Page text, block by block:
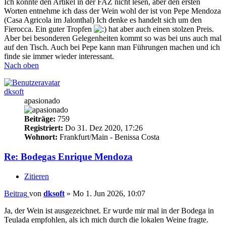
Ich konnte den Artikel in der FAZ nicht lesen, aber den ersten
Worten entnehme ich dass der Wein wohl der ist von Pepe Mendoza
(Casa Agricola im Jalonthal) Ich denke es handelt sich um den
Fierocca. Ein guter Tropfen
hat aber auch einen stolzen Preis.
Aber bei besonderen Gelegenheiten kommt so was bei uns auch mal
auf den Tisch. Auch bei Pepe kann man Führungen machen und ich
finde sie immer wieder interessant.
Nach oben
dksoft
apasionado
Beiträge: 759
Registriert: Do 31. Dez 2020, 17:26
Wohnort: Frankfurt/Main - Benissa Costa
Re: Bodegas Enrique Mendoza
Zitieren
Beitrag von dksoft » Mo 1. Jun 2026, 10:07
Ja, der Wein ist ausgezeichnet. Er wurde mir mal in der Bodega in
Teulada empfohlen, als ich mich durch die lokalen Weine fragte.